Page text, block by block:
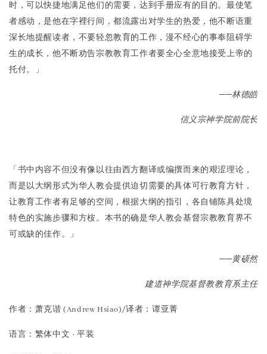
时，可以快捷地满足他们的需要，达到手册应有的目的。最使笔
者感动，是他在字裡行间，都流露出对学生的热爱，他不断语重
深长地提醒读者，不要轻忽教育的工作，漫不经心的事奉阻碍学
生的成长，他不断劝告宗教教育工作者要全心全意地接受上帝的
托付。」
──林德皓
信义宗神学院前院长
「书中内容不但没有像以往由西方翻译或编撰而来的艰涩理论，
而是以大纲形式为华人教会提供迫切需要的具体可行教育方针，
让教育工作者有足够的空间，根据大纲的指引，各自铺陈具处境
特色的实施步骤和方桉。本书的确是华人教会基督宗教教育界不
可或缺的佳作。」
──黄硕然
建道神学院基督教教育系主任
作者：萧克谐 (Andrew Hsiao)/译者：谭亚菁
语言：繁体中文 · 平装